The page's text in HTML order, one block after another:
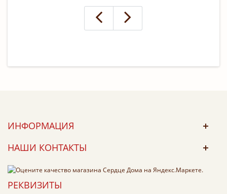
ИНФОРМАЦИЯ
НАШИ КОНТАКТЫ
РЕКВИЗИТЫ